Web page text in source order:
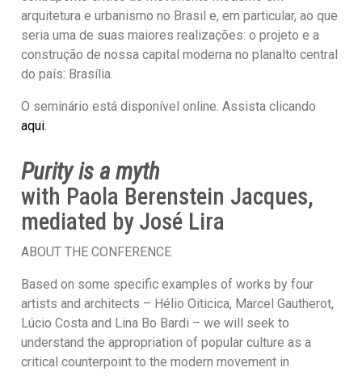
arquitetura e urbanismo no Brasil e, em particular, ao que
seria uma de suas maiores realizações: o projeto e a
construção de nossa capital moderna no planalto central
do país: Brasília.
O seminário está disponível online. Assista clicando
aqui.
Purity is a myth
with Paola Berenstein Jacques,
mediated by José Lira
ABOUT THE CONFERENCE
Based on some specific examples of works by four
artists and architects – Hélio Oiticica, Marcel Gautherot,
Lúcio Costa and Lina Bo Bardi – we will seek to
understand the appropriation of popular culture as a
critical counterpoint to the modern movement in